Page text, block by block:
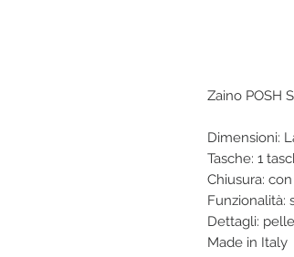
Zaino POSH
Dimensioni:
Tasche: 1
Chiusura:
Funzionalità:
Dettagli:
Made in Italy